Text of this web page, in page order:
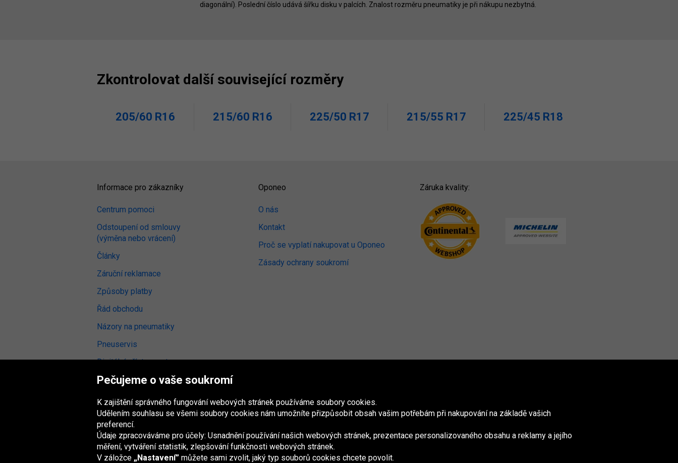
diagonální). Poslední číslo udává šířku disku v palcích. Znalost rozměru pneumatiky je při nákupu nezbytná.
Zkontrolovat další související rozměry
205/60 R16 215/60 R16 225/50 R17 215/55 R17 225/45 R18
Informace pro zákazníky
Centrum pomoci
Odstoupení od smlouvy
(výměna nebo vrácení)
Články
Záruční reklamace
Způsoby platby
Řád obchodu
Názory na pneumatiky
Pneuservis
Digitální přístupnost
Oponeo
O nás
Kontakt
Proč se vyplatí nakupovat u Oponeo
Zásady ochrany soukromí
Záruka kvality:
Skupina Oponeo
Belgique Deutschland Éire España France Italia MagyarországNederland Österreich Polska
Pečujeme o vaše soukromí
K zajištění správného fungování webových stránek používáme soubory cookies.
Udělením souhlasu se všemi soubory cookies nám umožníte přizpůsobit obsah vašim potřebám při nakupování na základě vašich
preferencí.
Údaje zpracováváme pro účely: Usnadnění používání našich webových stránek, prezentace personalizovaného obsahu a reklamy a jejího
měření, vytváření statistik, zlepšování funkčnosti webových stránek.
V záložce „Nastavení” můžete sami zvolit, jaký typ souborů cookies chcete povolit.